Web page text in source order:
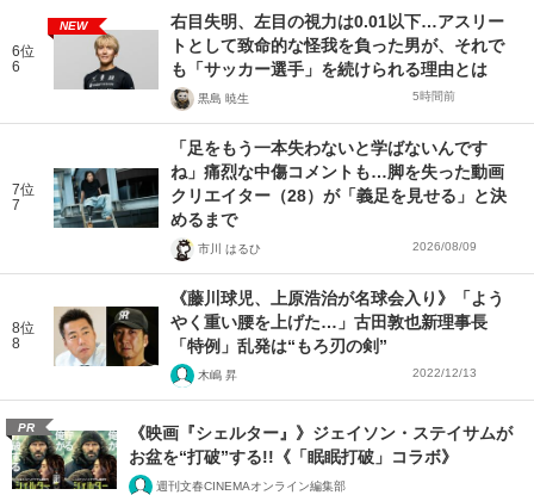
6位
6
NEW
右目失明、左目の視力は0.01以下…アスリー
トとして致命的な怪我を負った男が、それで
も「サッカー選手」を続けられる理由とは
黒島 暁生 5時間前
7位
7
「足をもう一本失わないと学ばないんです
ね」痛烈な中傷コメントも…脚を失った動画
クリエイター（28）が「義足を見せる」と決
めるまで
市川 はるひ 2026/08/09
8位
8
《藤川球児、上原浩治が名球会入り》「よう
やく重い腰を上げた…」古田敦也新理事長
「特例」乱発は“もろ刃の剣”
木嶋 昇 2022/12/13
PR
《映画『シェルター』》ジェイソン・ステイサムが
お盆を“打破”する!!《「眠眠打破」コラボ》
週刊文春CINEMAオンライン編集部